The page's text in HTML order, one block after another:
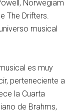
Norwegiam
The Drifters.
musical
es muy
perteneciente a
la Cuarta
de Brahms,